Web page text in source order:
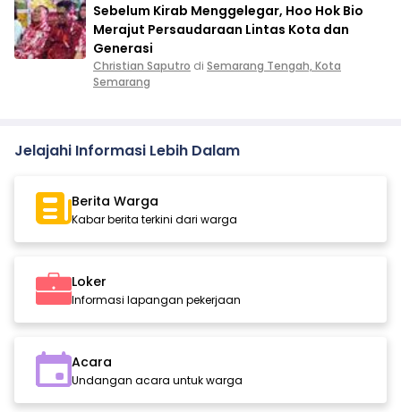
Sebelum Kirab Menggelegar, Hoo Hok Bio
Merajut Persaudaraan Lintas Kota dan
Generasi
Christian Saputro di Semarang Tengah, Kota
Semarang
Jelajahi Informasi Lebih Dalam
Berita Warga
Kabar berita terkini dari warga
Loker
Informasi lapangan pekerjaan
Acara
Undangan acara untuk warga